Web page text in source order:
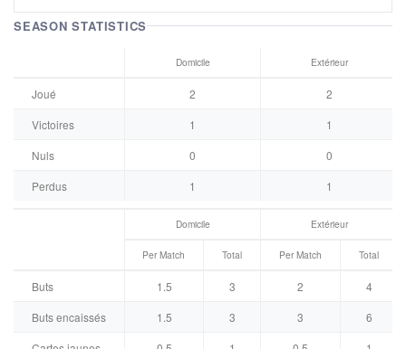
SEASON STATISTICS
Domicile Extérieur
Joué 2
2
Victoires
1
1
Nuls
0
0
Perdus
1 1
Domicile Extérieur
Per Match Total Per Match Total
Buts 1.5 3 2
4
Buts encaissés
1.5 3 3
6